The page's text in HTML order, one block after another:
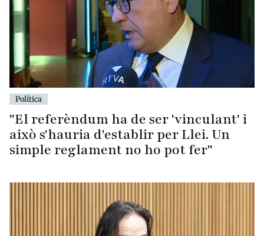
Política
"El referèndum ha de ser 'vinculant' i
això s'hauria d'establir per Llei. Un
simple reglament no ho pot fer"